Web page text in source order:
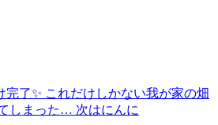
了✨ これだけしかない我が家の畑
しまった… 次はにんに